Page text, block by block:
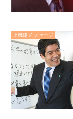
上機嫌メッセージ